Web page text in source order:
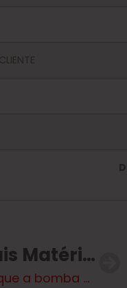
Mais Matérias
Ataque a bomba na Colômbia mata 20 e fere 36 antes das eleições